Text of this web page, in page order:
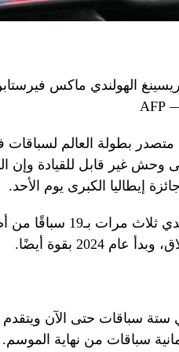
الهولندي ماكس
وحش غير قابل للقيادة وإن
إيطاليا الكبرى يوم الأحد.
2024 بقوة أيضًا.
سباقات من نهاية